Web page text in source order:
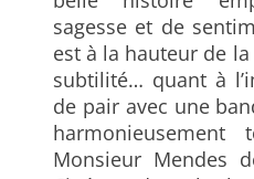
sagesse et de
est à la hauteur de
subtilité… quant à
de pair avec une
Monsieur Mendes